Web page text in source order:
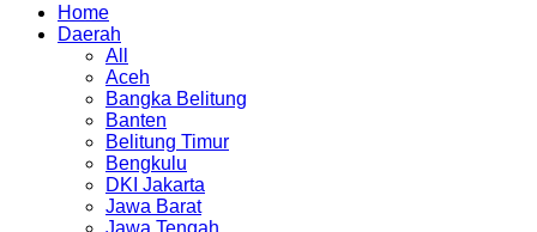
Home
Daerah
All
Aceh
Bangka Belitung
Banten
Belitung Timur
Bengkulu
DKI Jakarta
Jawa Barat
Jawa Tengah